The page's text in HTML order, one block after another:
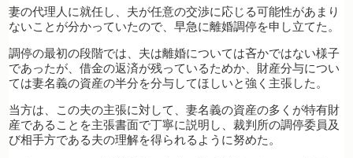
妻の代理人に就任し、夫が任意の交渉に応じる可能性があまり
ないことが分かっていたので、早急に離婚調停を申し立てた。
調停の最初の段階では、夫は離婚については吝かではない様子
であったが、借金の返済が残っているためか、財産分与につい
ては妻名義の資産の半分を分与してほしいと強く主張した。
当方は、この夫の主張に対して、妻名義の資産の多くが特有財
産であることを主張書面で丁寧に説明し、裁判所の調停委員及
び相手方である夫の理解を得られるように努めた。